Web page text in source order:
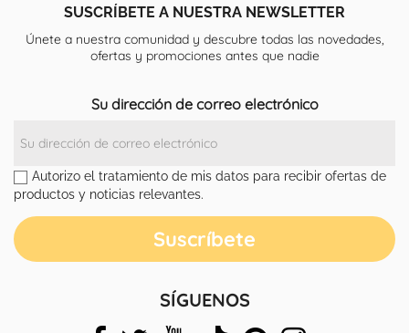
SUSCRÍBETE A NUESTRA NEWSLETTER
Únete a nuestra comunidad y descubre todas las novedades,
ofertas y promociones antes que nadie
Su dirección de correo electrónico
Autorizo el tratamiento de mis datos para recibir ofertas de
productos y noticias relevantes.
SÍGUENOS